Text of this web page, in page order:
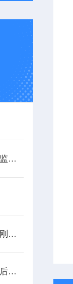
扬尘防治，就选这两款扬尘监测装置
扬尘监测系统工地、道路的刚需设备
扬尘污染，不能等到被罚款后才后悔